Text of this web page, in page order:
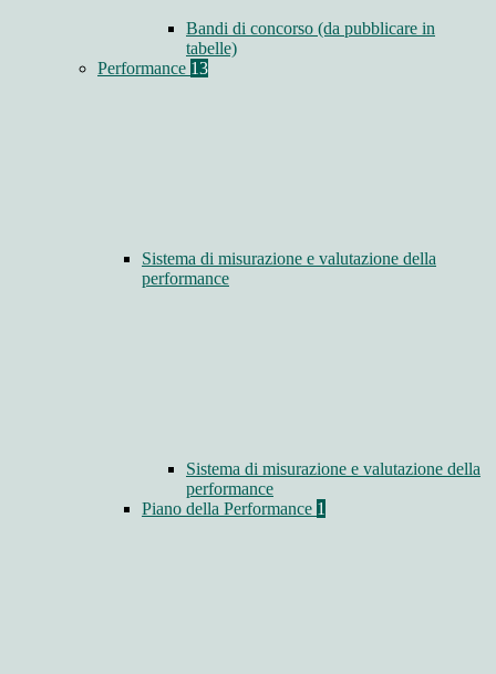
Bandi di concorso (da pubblicare in
tabelle)
Performance 13
Sistema di misurazione e valutazione della
performance
Sistema di misurazione e valutazione della
performance
Piano della Performance 1